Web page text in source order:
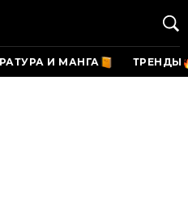
И МАНГА ТРЕНДЫ